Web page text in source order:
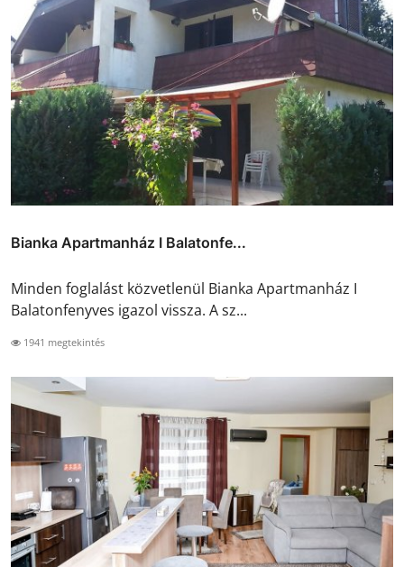
Bianka Apartmanház I Balatonfe...
Minden foglalást közvetlenül Bianka Apartmanház I
Balatonfenyves igazol vissza. A sz...
1941 megtekintés